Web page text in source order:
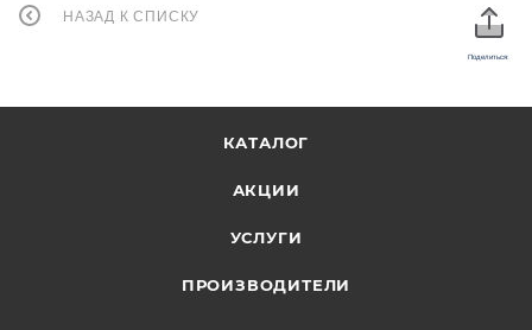
НАЗАД К СПИСКУ
Поделиться:
КАТАЛОГ
АКЦИИ
УСЛУГИ
ПРОИЗВОДИТЕЛИ